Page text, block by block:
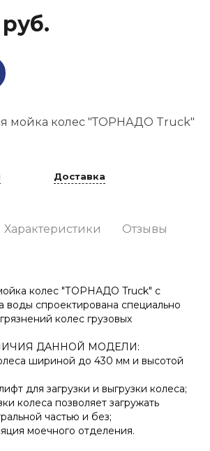
мойка колес "ТОРНАДО Truck"
Доставка
Характеристики Отзывы
колес "ТОРНАДО Truck" с
воды спроектирована специально
колес грузовых
ДАННОЙ МОДЕЛИ:
шириной до 430 мм и высотой
для загрузки и выгрузки колеса;
колеса позволяет загружать
частью и без;
моечного отделения.